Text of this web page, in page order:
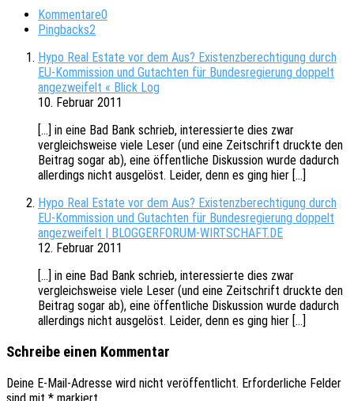
Kommentare0
Pingbacks2
Hypo Real Estate vor dem Aus? Existenzberechtigung durch
EU-Kommission und Gutachten für Bundesregierung doppelt
angezweifelt « Blick Log
10. Februar 2011
[…] in eine Bad Bank schrieb, inter­es­sier­te dies zwar
vergleichs­wei­se viele Leser (und eine Zeit­schrift druck­te den
Beitrag sogar ab), eine öffent­li­che Diskus­si­on wurde dadurch
aller­dings nicht ausge­löst. Leider, denn es ging hier […]
Hypo Real Estate vor dem Aus? Existenzberechtigung durch
EU-Kommission und Gutachten für Bundesregierung doppelt
angezweifelt | BLOGGERFORUM-WIRTSCHAFT.DE
12. Februar 2011
[…] in eine Bad Bank schrieb, inter­es­sier­te dies zwar
vergleichs­wei­se viele Leser (und eine Zeit­schrift druck­te den
Beitrag sogar ab), eine öffent­li­che Diskus­si­on wurde dadurch
aller­dings nicht ausge­löst. Leider, denn es ging hier […]
Schreibe einen Kommentar
Deine E-Mail-Adresse wird nicht veröffentlicht. Erforderliche Felder
sind mit * markiert